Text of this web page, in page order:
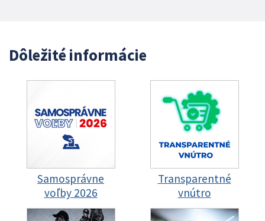
Dôležité informácie
Samosprávne
voľby 2026
Transparentné
vnútro